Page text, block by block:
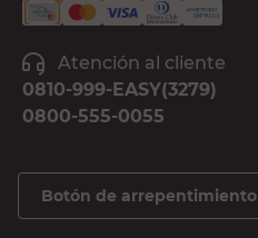
Atención al cliente
0810-999-EASY(3279)
0800-555-0055
Botón de arrepentimiento